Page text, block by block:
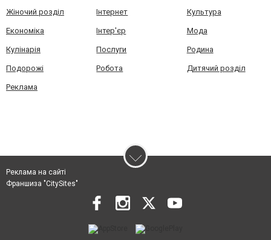
Жіночий розділ Інтернет Культура
Економіка Інтер'єр Мода
Кулінарія Послуги Родина
Подорожі Робота Дитячий розділ
Реклама
Реклама на сайті
Франшиза "CitySites"